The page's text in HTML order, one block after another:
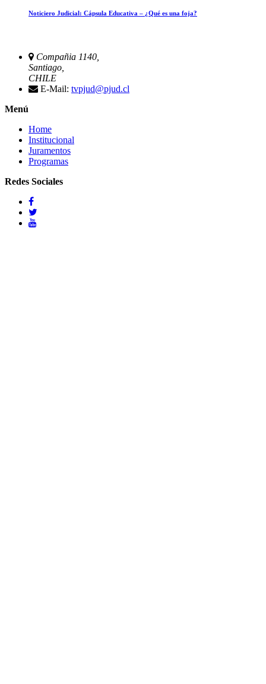
Noticiero Judicial: Cápsula Educativa – ¿Qué es una foja?
Compañia 1140,
Santiago,
CHILE
E-Mail: tvpjud@pjud.cl
Menú
Home
Institucional
Juramentos
Programas
Redes Sociales